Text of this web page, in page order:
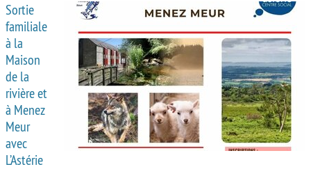
Sortie
familiale
à la
Maison
de la
rivière et
à Menez
Meur
avec
L’Astérie